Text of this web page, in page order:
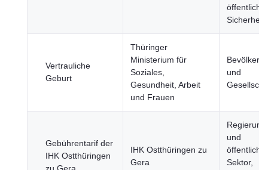
öffentliche
Sicherheit
Vertrauliche
Geburt
Thüringer
Ministerium für
Soziales,
Gesundheit, Arbeit
und Frauen
und
Gebührentarif der
IHK Ostthüringen
IHK Ostthüringen zu
Gera
Regierung
und
öffentlicher
Sektor,